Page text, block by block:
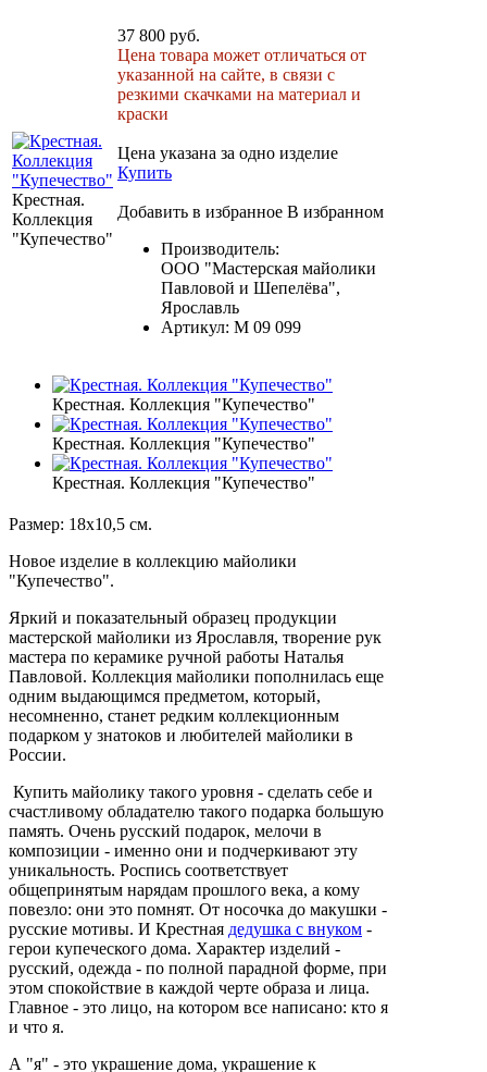
Крестная.
Коллекция
"Купечество"
37 800 руб.
Цена товара может отличаться от
указанной на сайте, в связи с
резкими скачками на материал и
краски
Цена указана за одно изделие
Купить
Добавить в избранное В избранном
Производитель:
ООО "Мастерская майолики
Павловой и Шепелёва",
Ярославль
Артикул: M 09 099
Крестная. Коллекция "Купечество"
Крестная. Коллекция "Купечество"
Крестная. Коллекция "Купечество"
Размер: 18х10,5 см.
Новое изделие в коллекцию майолики
"Купечество".
Яркий и показательный образец продукции
мастерской майолики из Ярославля, творение рук
мастера по керамике ручной работы Наталья
Павловой. Коллекция майолики пополнилась еще
одним выдающимся предметом, который,
несомненно, станет редким коллекционным
подарком у знатоков и любителей майолики в
России.
Купить майолику такого уровня - сделать себе и
счастливому обладателю такого подарка большую
память. Очень русский подарок, мелочи в
композиции - именно они и подчеркивают эту
уникальность. Роспись соответствует
общепринятым нарядам прошлого века, а кому
повезло: они это помнят. От носочка до макушки -
русские мотивы. И Крестная дедушка с внуком -
герои купеческого дома. Характер изделий -
русский, одежда - по полной парадной форме, при
этом спокойствие в каждой черте образа и лица.
Главное - это лицо, на котором все написано: кто я
и что я.
А "я" - это украшение дома, украшение к